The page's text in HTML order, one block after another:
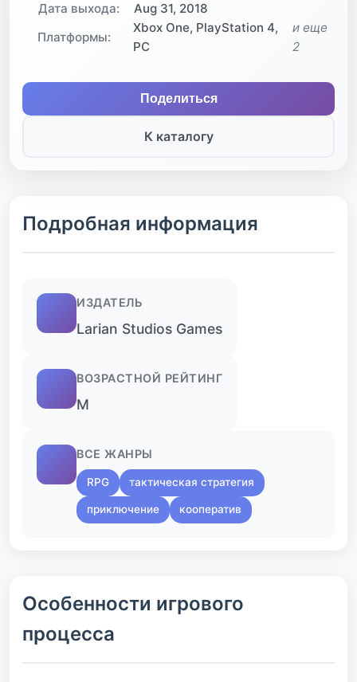
Дата выхода:
Aug 31, 2018
Платформы:
Xbox One, PlayStation 4,
PC
и еще
2
Поделиться
К каталогу
Подробная информация
ИЗДАТЕЛЬ
Larian Studios Games
ВОЗРАСТНОЙ РЕЙТИНГ
M
ВСЕ ЖАНРЫ
RPG тактическая стратегия
приключение кооператив
Особенности игрового
процесса